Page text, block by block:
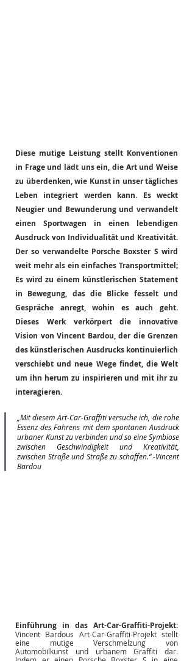
Diese mutige Leistung stellt Konventionen
in Frage und lädt uns ein, die Art und Weise
zu überdenken, wie Kunst in unser tägliches
Leben integriert werden kann. Es weckt
Neugier und Bewunderung und verwandelt
einen Sportwagen in einen lebendigen
Ausdruck von Individualität und Kreativität.
Der so verwandelte Porsche Boxster S wird
weit mehr als ein einfaches Transportmittel;
Es wird zu einem künstlerischen Statement
in Bewegung, das die Blicke fesselt und
Gespräche anregt, wohin es auch geht.
Dieses Werk verkörpert die innovative
Vision von Vincent Bardou, der die Grenzen
des künstlerischen Ausdrucks kontinuierlich
verschiebt und neue Wege findet, die Welt
um ihn herum zu inspirieren und mit ihr zu
interagieren.
„Mit diesem Art-Car-Graffiti versuche ich, die rohe
Essenz des Fahrens mit dem spontanen Ausdruck
urbaner Kunst zu verbinden und so eine Symbiose
zwischen Geschwindigkeit und Kreativität,
zwischen Straße und Straße zu schaffen.“ -Vincent
Bardou
Einführung in das Art-Car-Graffiti-Projekt:
Vincent Bardous Art-Car-Graffiti-Projekt stellt
eine mutige Verschmelzung von
Automobilkunst und urbanem Graffiti dar.